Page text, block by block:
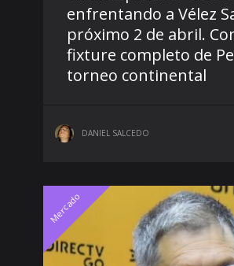
enfrentando a Vélez
próximo 2 de abril.
fixture completo de
torneo continental
DANIEL SALCEDO
Mercado